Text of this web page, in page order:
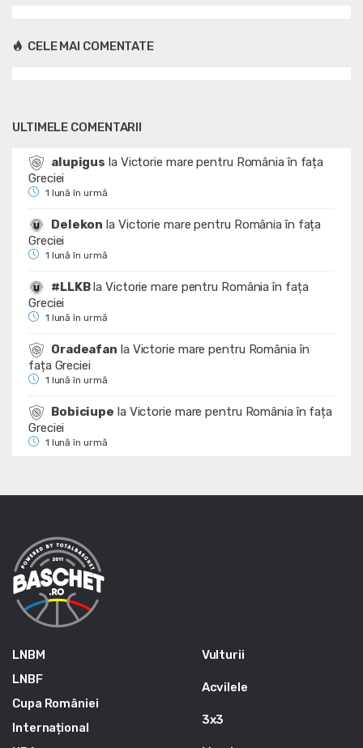
CELE MAI COMENTATE
ULTIMELE COMENTARII
alupigus la Victorie mare pentru România în fața
Greciei
1 lună în urmă
Delekon la Victorie mare pentru România în fața
Greciei
1 lună în urmă
#LLKBlaVictorie mare pentru România în fața
Greciei
1 lună în urmă
Oradeafan la Victorie mare pentru România în
fața Greciei
1 lună în urmă
Bobiciupe la Victorie mare pentru România în fața
Greciei
1 lună în urmă
LNBM
LNBF
Cupa României
Internațional
Vulturii
Acvilele
3x3